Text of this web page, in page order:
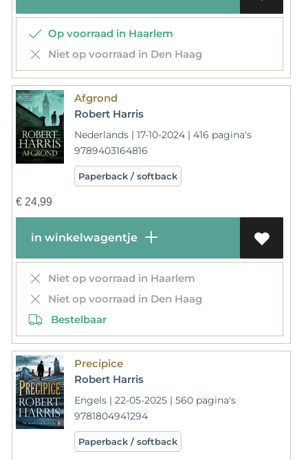
Op voorraad in Haarlem
Niet op voorraad in Den Haag
Afgrond
Robert Harris
Nederlands | 17-10-2024 | 416 pagina's
9789403164816
Paperback / softback
€24,99
in winkelwagentje
Niet op voorraad in Haarlem
Niet op voorraad in Den Haag
Bestelbaar
Precipice
Robert Harris
Engels | 22-05-2025 | 560 pagina's
9781804941294
Paperback / softback